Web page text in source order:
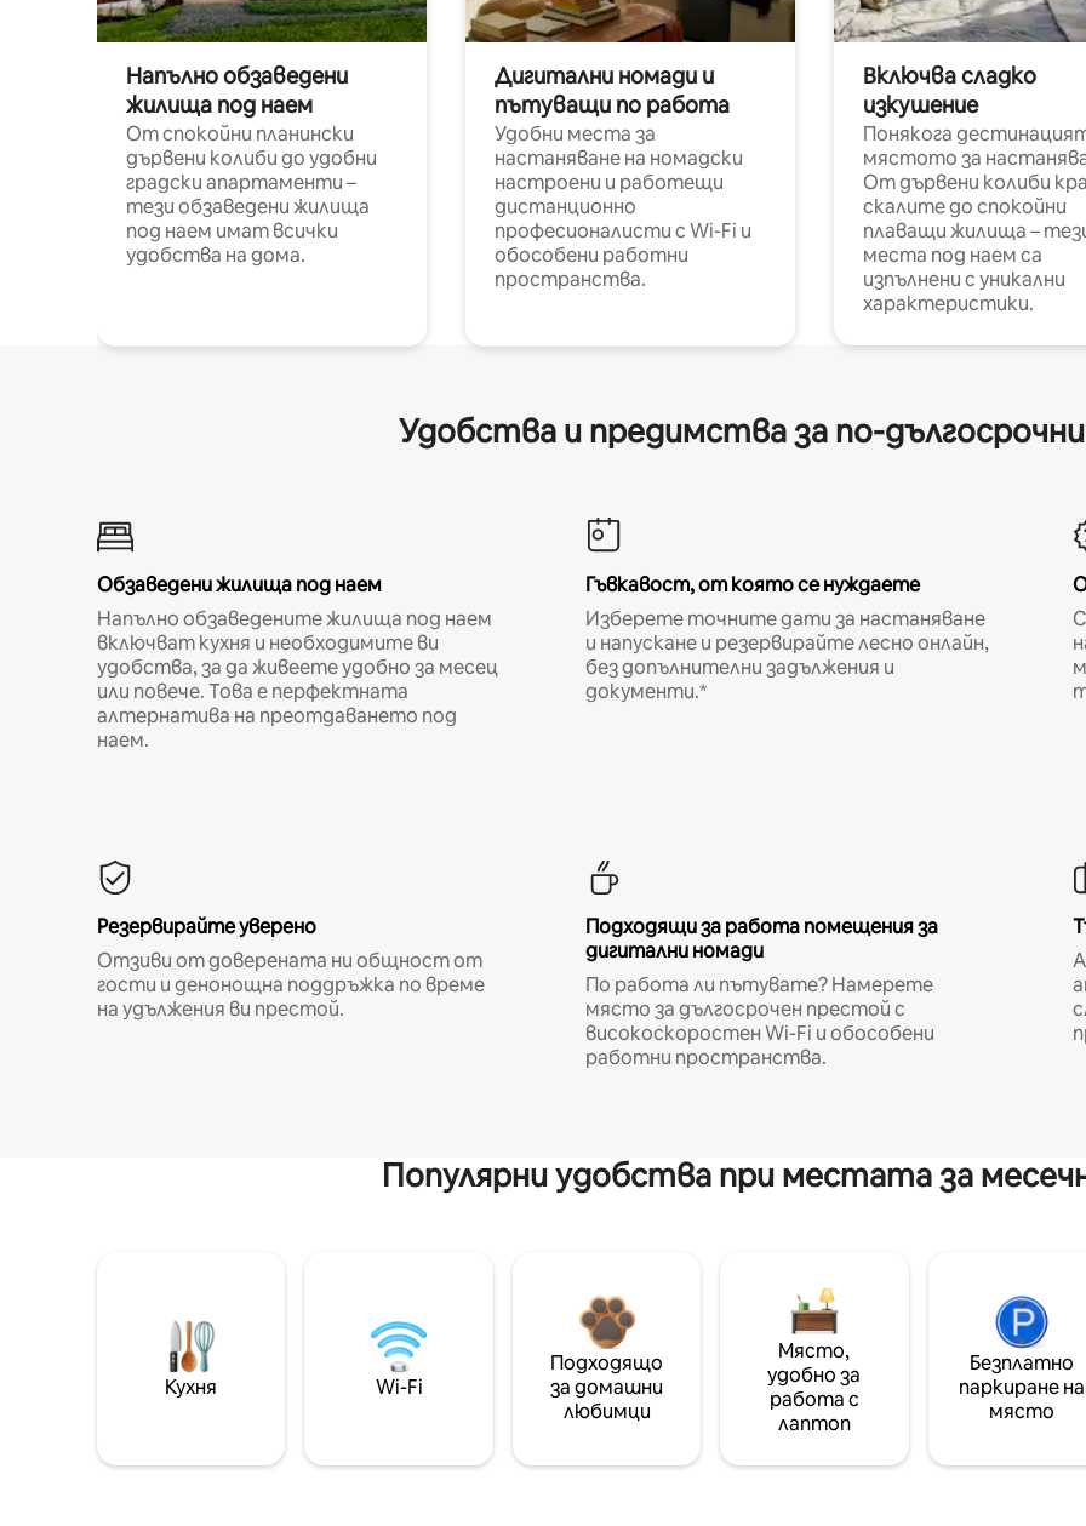
Напълно обзаведени
жилища под наем
От спокойни планински
дървени колиби до удобни
градски апартаменти –
тези обзаведени жилища
под наем имат всички
удобства на дома.
Дигитални номади и
пътуващи по работа
Удобни места за
настаняване на номадски
настроени и работещи
дистанционно
професионалисти с Wi-Fi и
обособени работни
пространства.
Включва сладко
изкушение
Понякога
мястото за
От дървени колиби
скалите до спокойни
плаващи жилища –
места под наем са
изпълнени с уникални
характеристики.
Удобства и предимства за по-
Обзаведени жилища под наем
Напълно обзаведените жилища под наем
включват кухня и необходимите ви
удобства, за да живеете удобно за месец
или повече. Това е перфектната
алтернатива на преотдаването под
наем.
Гъвкавост, от която се нуждаете
Изберете точните дати за настаняване
и напускане и резервирайте лесно онлайн,
без допълнителни задължения и
документи.*
Резервирайте уверено
Отзиви от доверената ни общност от
гости и денонощна поддръжка по време
на удължения ви престой.
Подходящи за работа помещения за
дигитални номади
По работа ли пътувате? Намерете
място за дългосрочен престой с
високоскоростен Wi-Fi и обособени
работни пространства.
Популярни удобства при местата за
Кухня Wi-Fi
Подходящо
за домашни
любимци
Място,
удобно за
работа с
лаптоп
Безплатно
паркиране на
място